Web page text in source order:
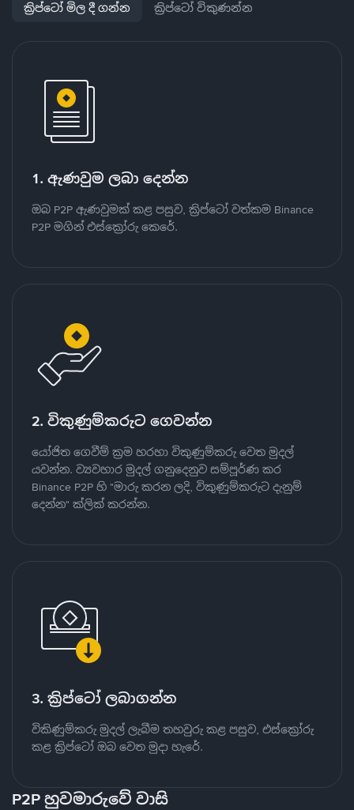
ක්‍රිප්ටෝ මිල දී ගන්න ක්‍රිප්ටෝ විකුණන්න
1. ඇණවුම ලබා දෙන්න
ඔබ P2P ඇණවුමක් කළ පසුව, ක්‍රිප්ටෝ වත්කම Binance
P2P මගින් එස්ක්‍රෝරු කෙරේ.
2. විකුණුම්කරුට ගෙවන්න
යෝජිත ගෙවීම් ක්‍රම හරහා විකුණුම්කරු වෙත මුදල්
යවන්න. ව්‍යවහාර මුදල් ගනුදෙනුව සම්පූර්ණ කර
Binance P2P හි "මාරු කරන ලදි, විකුණුම්කරුට දැනුම්
දෙන්න" ක්ලික් කරන්න.
3. ක්‍රිප්ටෝ ලබාගන්න
විකිණුම්කරු මුදල් ලැබීම තහවුරු කළ පසුව, එස්ක්‍රෝරු
කළ ක්‍රිප්ටෝ ඔබ වෙත මුදා හැරේ.
P2P හුවමාරුවේ වාසි